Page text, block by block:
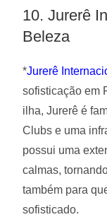
10. Jurerê
Beleza
*Jurerê
sofisticação em
ilha, Jurerê é
Clubs e uma
possui uma
calmas,
também para
sofisticado.